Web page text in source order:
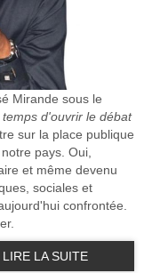
Mirande sous le
d'ouvrir le débat
sur la place publique
pays. Oui,
et même devenu
sociales et
confrontée.
LIRE LA SUITE